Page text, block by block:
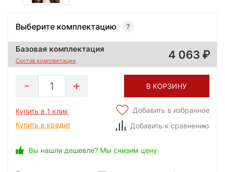
Выберите комплектацию
Базовая комплектация
Состав комплектации 4 063
1 В КОРЗИНУ
Купить в 1 клик
Купить в кредит
Добавить в избранное
Добавить к сравнению
Вы нашли дешевле? Мы снизим цену